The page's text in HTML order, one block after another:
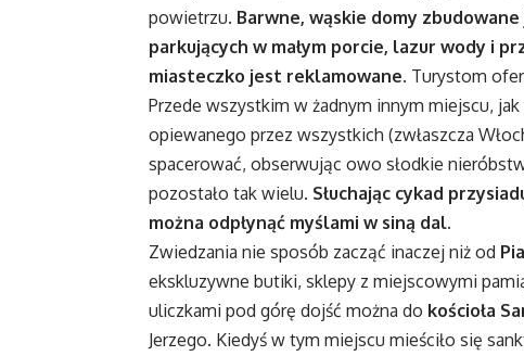
powietrzu. Barwne, wąskie domy
parkujących w małym porcie, lazur wody i
miasteczko jest reklamowane. Turystom
Przede wszystkim w żadnym innym miejscu,
opiewanego przez wszystkich (zwłaszcza
spacerować, obserwując owo słodkie
pozostało tak wielu. Słuchając cykad
można odpłynąć myślami w siną dal.
Zwiedzania nie sposób zacząć inaczej niż od
ekskluzywne butiki, sklepy z miejscowymi
uliczkami pod górę dojść można do kościoła
Jerzego. Kiedyś w tym miejscu mieściło się